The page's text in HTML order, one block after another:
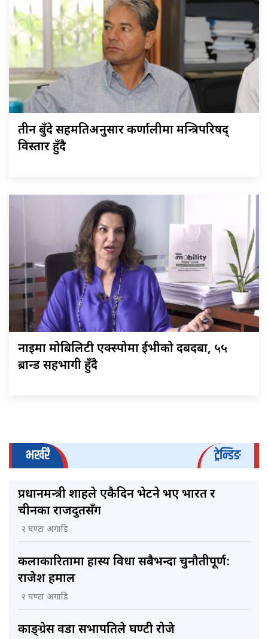
तीन बुँदे सहमतिअनुसार कर्णालीमा मन्त्रिपरिषद्
विस्तार हुँदै
नाइमा मोबिलिटी एक्स्पोमा ईभीको दबदबा, ५५
ब्रान्ड सहभागी हुँदै
भर्खरै ट्रेन्डिङ
प्रधानमन्त्री शाहले एकैदिन भेटने भए भारत र
चीनका राजदुतसँग
२ घण्टा अगाडि
कलाकारितामा हास्य विधा सबैभन्दा चुनौतीपूर्ण:
राजेश हमाल
२ घण्टा अगाडि
काङ्ग्रेस वडा सभापतिले घण्टी रोजे